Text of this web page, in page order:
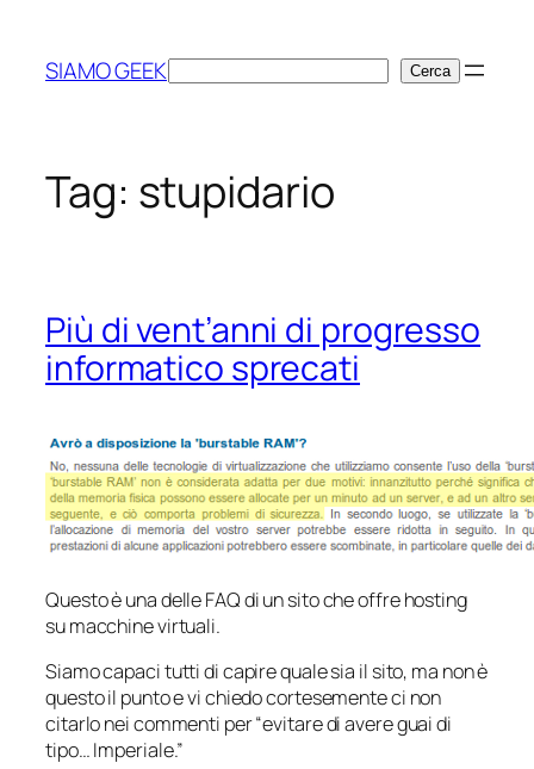
contenuto
SIAMO GEEKCerca Cerca
Tag: stupidario
Più di vent’anni di progresso
informatico sprecati
Questo è una delle FAQ di un sito che offre hosting
su macchine virtuali.
Siamo capaci tutti di capire quale sia il sito, ma non è
questo il punto e vi chiedo cortesemente ci non
citarlo nei commenti per “evitare di avere guai di
tipo… Imperiale.”